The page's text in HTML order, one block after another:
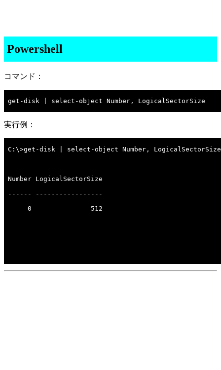
Powershell
コマンド：
get-disk | select-object Number, LogicalSectorSize
実行例：